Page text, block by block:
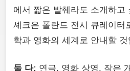
에서 짧은 발췌라도 소개하고
셰크은 폴란드 전시 큐레이터
학과 영화의 세계로 안내할 것
둘 다: 연극, 영화 상영, 작은